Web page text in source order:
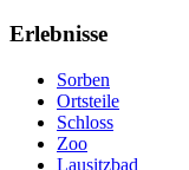
Erlebnisse
Sorben
Ortsteile
Schloss
Zoo
Lausitzbad